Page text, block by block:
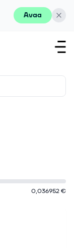
Avaa
0,036952 €